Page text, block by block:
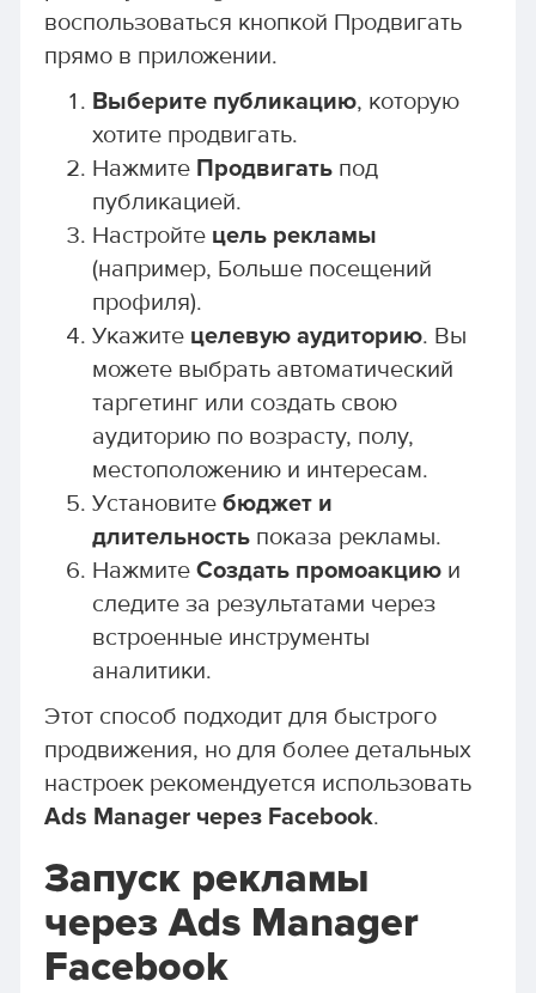
воспользоваться кнопкой Продвигать
прямо в приложении.
Выберите публикацию, которую
хотите продвигать.
Нажмите Продвигатьпод
публикацией.
Настройте цель рекламы
(например, Больше посещений
профиля).
Укажите целевую аудиторию. Вы
можете выбрать автоматический
таргетинг или создать свою
аудиторию по возрасту, полу,
местоположению и интересам.
Установите бюджет и
длительностьпоказа рекламы.
Нажмите Создать промоакциюи
следите за результатами через
встроенные инструменты
аналитики.
Этот способ подходит для быстрого
продвижения, но для более детальных
настроек рекомендуется использовать
Ads Manager через Facebook.
Запуск рекламы
через Ads Manager
Facebook